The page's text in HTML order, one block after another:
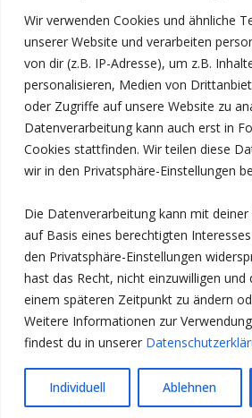
Wir verwenden Cookies und ähnliche
unserer Website und verarbeiten
von dir (z.B. IP-Adresse), um z.B.
personalisieren, Medien von
oder Zugriffe auf unsere Website zu
Datenverarbeitung kann auch erst in
Cookies stattfinden. Wir teilen diese
wir in den Privatsphäre-Einstellungen
Die Datenverarbeitung kann mit deiner
auf Basis eines berechtigten
den Privatsphäre-Einstellungen
hast das Recht, nicht einzuwilligen und
einem späteren Zeitpunkt zu ändern
Weitere Informationen zur
findest du in unserer
Individuell Ablehnen
3HO Deutschland e.V.
translate/traduire/